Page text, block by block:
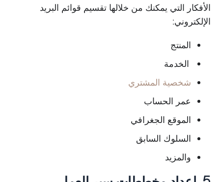
الأفكار التي يمكنك من خلالها تقسيم قوائم البريد
الإلكتروني:
المنتج
الخدمة
شخصية المشتري
عمر الحساب
الموقع الجغرافي
السلوك السابق
والمزيد